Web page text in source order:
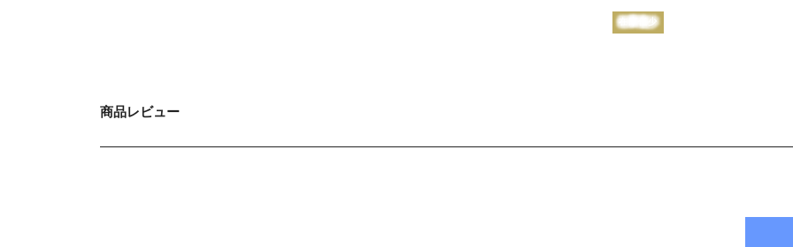
在庫僅少
商品レビュー